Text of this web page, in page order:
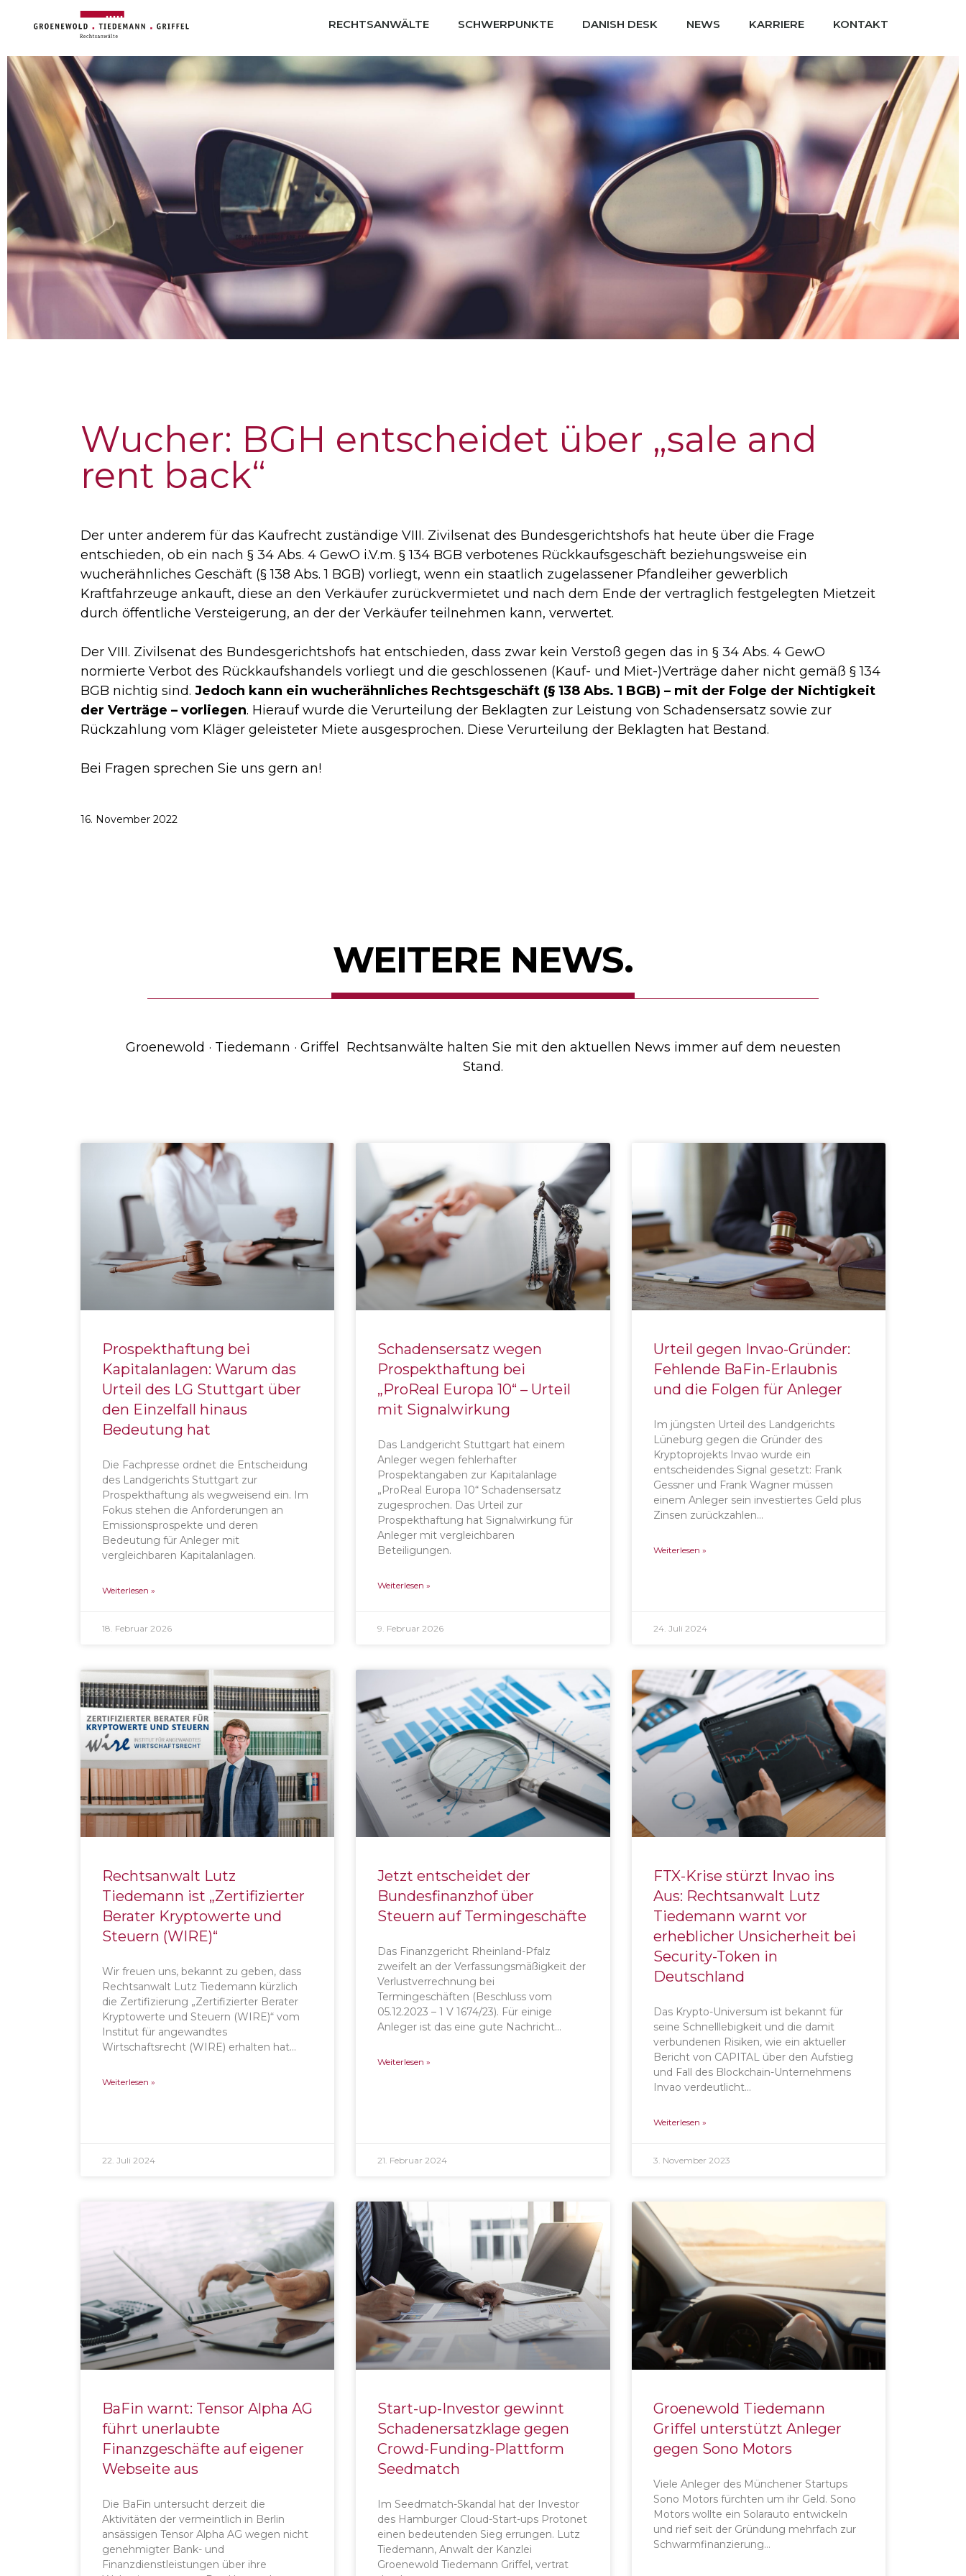
RECHTSANWÄLTE SCHWERPUNKTE DANISH DESK NEWS KARRIERE KONTAKT
Wucher: BGH entscheidet über „sale and
rent back“
Der unter anderem für das Kaufrecht zuständige VIII. Zivilsenat des Bundesgerichtshofs hat heute über die Frage
entschieden, ob ein nach § 34 Abs. 4 GewO i.V.m. § 134 BGB verbotenes Rückkaufsgeschäft beziehungsweise ein
wucherähnliches Geschäft (§ 138 Abs. 1 BGB) vorliegt, wenn ein staatlich zugelassener Pfandleiher gewerblich
Kraftfahrzeuge ankauft, diese an den Verkäufer zurückvermietet und nach dem Ende der vertraglich festgelegten Mietzeit
durch öffentliche Versteigerung, an der der Verkäufer teilnehmen kann, verwertet.
Der VIII. Zivilsenat des Bundesgerichtshofs hat entschieden, dass zwar kein Verstoß gegen das in § 34 Abs. 4 GewO
normierte Verbot des Rückkaufshandels vorliegt und die geschlossenen (Kauf- und Miet-)Verträge daher nicht gemäß § 134
BGB nichtig sind. Jedoch kann ein wucherähnliches Rechtsgeschäft (§ 138 Abs. 1 BGB) – mit der Folge der Nichtigkeit
der Verträge – vorliegen. Hierauf wurde die Verurteilung der Beklagten zur Leistung von Schadensersatz sowie zur
Rückzahlung vom Kläger geleisteter Miete ausgesprochen. Diese Verurteilung der Beklagten hat Bestand.
Bei Fragen sprechen Sie uns gern an!
16. November 2022
WEITERE NEWS.
Groenewold · Tiedemann · Griffel Rechtsanwälte halten Sie mit den aktuellen News immer auf dem neuesten
Stand.
Prospekthaftung bei
Kapitalanlagen: Warum das
Urteil des LG Stuttgart über
den Einzelfall hinaus
Bedeutung hat
Die Fachpresse ordnet die Entscheidung
des Landgerichts Stuttgart zur
Prospekthaftung als wegweisend ein. Im
Fokus stehen die Anforderungen an
Emissionsprospekte und deren
Bedeutung für Anleger mit
vergleichbaren Kapitalanlagen.
Weiterlesen »
18. Februar 2026
Schadensersatz wegen
Prospekthaftung bei
„ProReal Europa 10“ – Urteil
mit Signalwirkung
Das Landgericht Stuttgart hat einem
Anleger wegen fehlerhafter
Prospektangaben zur Kapitalanlage
„ProReal Europa 10“ Schadensersatz
zugesprochen. Das Urteil zur
Prospekthaftung hat Signalwirkung für
Anleger mit vergleichbaren
Beteiligungen.
Weiterlesen »
9. Februar 2026
Urteil gegen Invao-Gründer:
Fehlende BaFin-Erlaubnis
und die Folgen für Anleger
Im jüngsten Urteil des Landgerichts
Lüneburg gegen die Gründer des
Kryptoprojekts Invao wurde ein
entscheidendes Signal gesetzt: Frank
Gessner und Frank Wagner müssen
einem Anleger sein investiertes Geld plus
Zinsen zurückzahlen…
Weiterlesen »
24. Juli 2024
Rechtsanwalt Lutz
Tiedemann ist „Zertifizierter
Berater Kryptowerte und
Steuern (WIRE)“
Wir freuen uns, bekannt zu geben, dass
Rechtsanwalt Lutz Tiedemann kürzlich
die Zertifizierung „Zertifizierter Berater
Kryptowerte und Steuern (WIRE)“ vom
Institut für angewandtes
Wirtschaftsrecht (WIRE) erhalten hat…
Weiterlesen »
22. Juli 2024
Jetzt entscheidet der
Bundesfinanzhof über
Steuern auf Termingeschäfte
Das Finanzgericht Rheinland-Pfalz
zweifelt an der Verfassungsmäßigkeit der
Verlustverrechnung bei
Termingeschäften (Beschluss vom
05.12.2023 – 1 V 1674/23). Für einige
Anleger ist das eine gute Nachricht…
Weiterlesen »
21. Februar 2024
FTX-Krise stürzt Invao ins
Aus: Rechtsanwalt Lutz
Tiedemann warnt vor
erheblicher Unsicherheit bei
Security-Token in
Deutschland
Das Krypto-Universum ist bekannt für
seine Schnelllebigkeit und die damit
verbundenen Risiken, wie ein aktueller
Bericht von CAPITAL über den Aufstieg
und Fall des Blockchain-Unternehmens
Invao verdeutlicht…
Weiterlesen »
3. November 2023
BaFin warnt: Tensor Alpha AG
führt unerlaubte
Finanzgeschäfte auf eigener
Webseite aus
Die BaFin untersucht derzeit die
Aktivitäten der vermeintlich in Berlin
ansässigen Tensor Alpha AG wegen nicht
genehmigter Bank- und
Finanzdienstleistungen über ihre
Start-up-Investor gewinnt
Schadenersatzklage gegen
Crowd-Funding-Plattform
Seedmatch
Im Seedmatch-Skandal hat der Investor
des Hamburger Cloud-Start-ups Protonet
einen bedeutenden Sieg errungen. Lutz
Tiedemann, Anwalt der Kanzlei
Groenewold Tiedemann Griffel, vertrat
Groenewold Tiedemann
Griffel unterstützt Anleger
gegen Sono Motors
Viele Anleger des Münchener Startups
Sono Motors fürchten um ihr Geld. Sono
Motors wollte ein Solarauto entwickeln
und rief seit der Gründung mehrfach zur
Schwarmfinanzierung…